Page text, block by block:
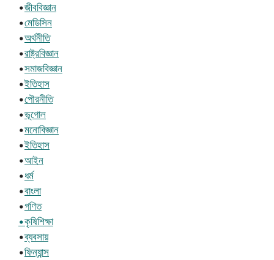
•জীববিজ্ঞান
•মেডিসিন
•অর্থনীতি
•রাষ্ট্রবিজ্ঞান
•সমাজবিজ্ঞান
•ইতিহাস
•পৌরনীতি
•ভূগোল
•মনোবিজ্ঞান
•ইতিহাস
•আইন
•ধর্ম
•বাংলা
•গণিত
•কৃষিশিক্ষা
•ব্যবসায়
•ফিন্যান্স